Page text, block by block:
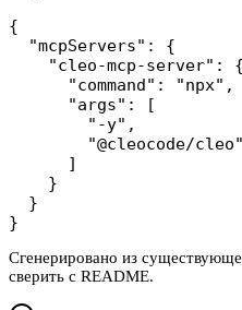
{
  "mcpServers": {
    "cleo-mcp-server": {
      "command": "npx",
      "args": [
        "-y",
        "@cleocode/cleo"
      ]
    }
  }
}
Сгенерировано из
сверить с README.